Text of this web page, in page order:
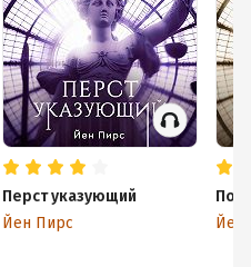
Перст указующий
Йен Пирс
Йен